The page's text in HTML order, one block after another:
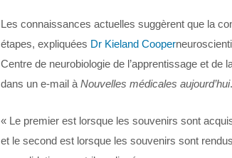
Les connaissances actuelles suggèrent que la
étapes, expliquées Dr Kieland Cooper
Centre de neurobiologie de l’apprentissage et de
dans un e-mail à Nouvelles médicales aujourd’hui.
« Le premier est lorsque les souvenirs sont
et le second est lorsque les souvenirs sont